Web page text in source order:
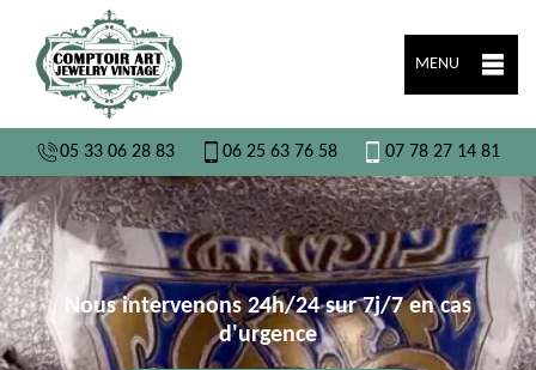
MENU
05 33 06 28 83 06 25 63 76 58 07 78 27 14 81
Nous intervenons 24h/24 sur 7j/7 en cas
d'urgence